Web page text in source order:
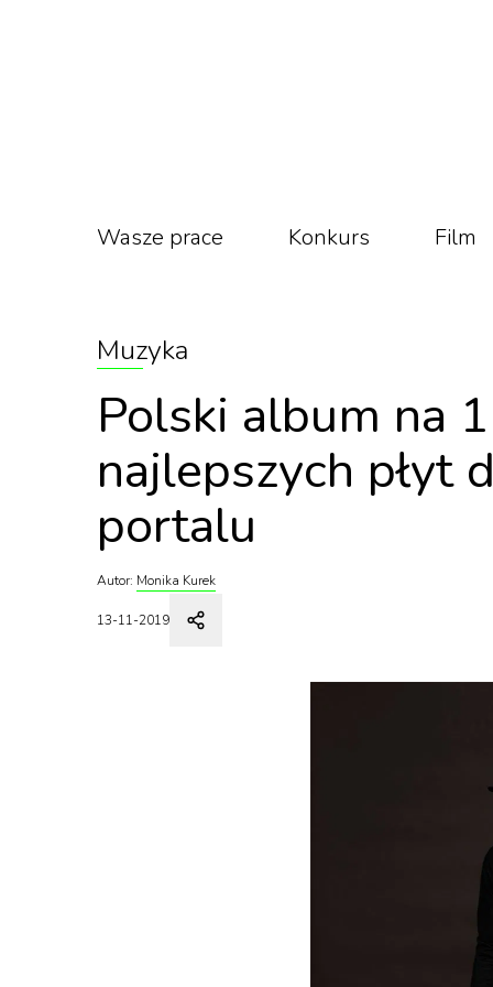
Wasze prace Konkurs Film
Muzyka
Polski album na
najlepszych płyt
portalu
Autor: Monika Kurek
13-11-2019